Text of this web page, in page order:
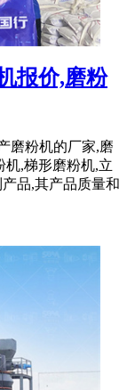
报价,磨粉
磨粉机的厂家,磨
机,梯形磨粉机,立
品,其产品质量和